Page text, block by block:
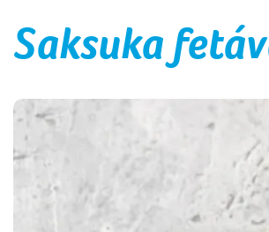
Saksuka